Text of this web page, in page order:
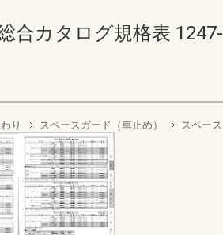
合カタログ規格表
り スペースガード（車止め） スペー